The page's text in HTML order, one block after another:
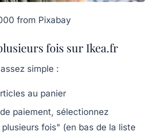
from Pixabay
fois sur Ikea.fr
simple :
au panier
paiement, sélectionnez
fois" (en bas de la liste